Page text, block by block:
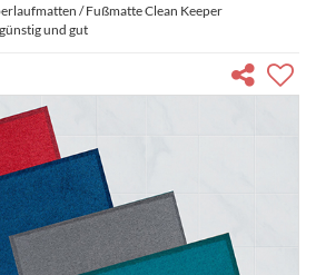
/ Fußmatte Clean Keeper
und gut